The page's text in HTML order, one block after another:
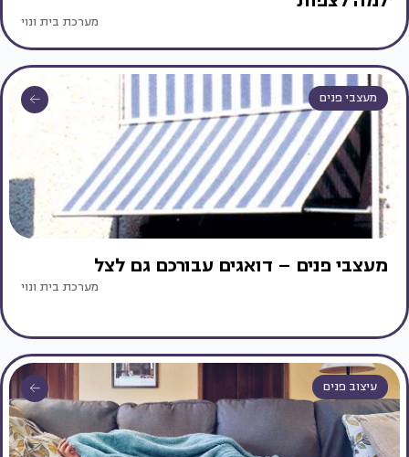
מערכת בית ונוי
מעצבי פנים
מעצבי פנים – דואגים עבורכם גם לצל
מערכת בית ונוי
עיצוב פנים